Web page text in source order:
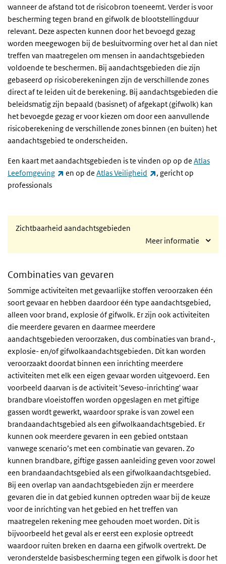
wanneer de afstand tot de risicobron toeneemt. Verder is voor
bescherming tegen brand en gifwolk de blootstellingduur
relevant. Deze aspecten kunnen door het bevoegd gezag
worden meegewogen bij de besluitvorming over het al dan niet
treffen van maatregelen om mensen in aandachtsgebieden
voldoende te beschermen. Bij aandachtsgebieden die zijn
gebaseerd op risicoberekeningen zijn de verschillende zones
direct af te leiden uit de berekening. Bij aandachtsgebieden die
beleidsmatig zijn bepaald (basisnet) of afgekapt (gifwolk) kan
het bevoegde gezag er voor kiezen om door een aanvullende
risicoberekening de verschillende zones binnen (en buiten) het
aandachtsgebied te onderscheiden.
Een kaart met aandachtsgebieden is te vinden op op de Atlas
Leefomgeving
(externe link)
en op deAtlas Veiligheid (externe link)
, gericht op
professionals
Zichtbaarheid aandachtsgebieden
Meer informatie
Combinaties van gevaren
Sommige activiteiten met gevaarlijke stoffen veroorzaken één
soort gevaar en hebben daardoor één type aandachtsgebied,
alleen voor brand, explosie óf gifwolk. Er zijn ook activiteiten
die meerdere gevaren en daarmee meerdere
aandachtsgebieden veroorzaken, dus combinaties van brand-,
explosie- en/of gifwolkaandachtsgebieden. Dit kan worden
veroorzaakt doordat binnen een inrichting meerdere
activiteiten met elk een eigen gevaar worden uitgevoerd. Een
voorbeeld daarvan is de activiteit 'Seveso-inrichting' waar
brandbare vloeistoffen worden opgeslagen en met giftige
gassen wordt gewerkt, waardoor sprake is van zowel een
brandaandachtsgebied als een gifwolkaandachtsgebied. Er
kunnen ook meerdere gevaren in een gebied ontstaan
vanwege scenario’s met een combinatie van gevaren. Zo
kunnen brandbare, giftige gassen aanleiding geven voor zowel
een brandaandachtsgebied als een gifwolkaandachtsgebied.
Bij een overlap van aandachtsgebieden zijn er meerdere
gevaren die in dat gebied kunnen optreden waar bij de keuze
voor de inrichting van het gebied en het treffen van
maatregelen rekening mee gehouden moet worden. Dit is
bijvoorbeeld het geval als er eerst een explosie optreedt
waardoor ruiten breken en daarna een gifwolk overtrekt. De
veronderstelde basisbescherming tegen een gifwolk is door het